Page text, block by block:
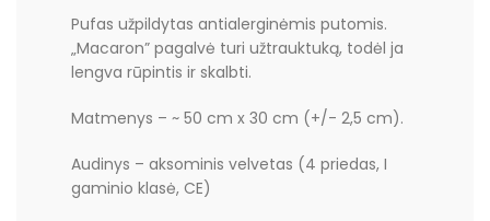
Pufas užpildytas antialerginėmis putomis.
„Macaron” pagalvė turi užtrauktuką, todėl ja
lengva rūpintis ir skalbti.
Matmenys – ~ 50 cm x 30 cm (+/- 2,5 cm).
Audinys – aksominis velvetas (4 priedas, I
gaminio klasė, CE)